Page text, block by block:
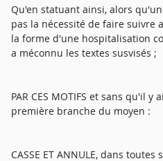
Qu'en statuant ainsi, alors
pas la nécessité de faire suivre
la forme d'une hospitalisation
a méconnu les textes susvisés ;
PAR CES MOTIFS et sans qu'il
première branche du moyen :
CASSE ET ANNULE, dans